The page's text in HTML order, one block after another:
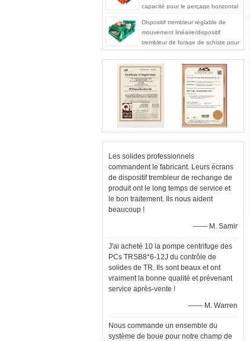
capacité pour le perçage horizontal
Dispositif trembleur réglable de
mouvement linéaire/dispositif
trembleur de forage de schiste pour
l'huile et l'industrie du gaz
Les solides professionnels
commandent le fabricant. Leurs écrans
de dispositif trembleur de rechange de
produit ont le long temps de service et
le bon traitement. Ils nous aident
beaucoup !
—— M. Samir
J'ai acheté 10 la pompe centrifuge des
PCs TRSB8*6-12J du contrôle de
solides de TR. Ils sont beaux et ont
vraiment la bonne qualité et prévenant
service après-vente !
—— M. Warren
Nous commande un ensemble du
système de boue pour notre champ de